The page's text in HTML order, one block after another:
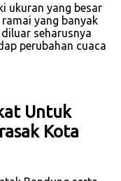
ukuran yang besar
yang banyak
seharusnya
perubahan cuaca
Untuk
Kota